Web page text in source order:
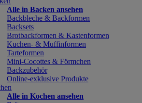
Alle in Backen ansehen
Backbleche & Backformen
Backsets
Brotbackformen & Kastenformen
Kuchen- & Muffinformen
Tarteformen
Mini-Cocottes & Förmchen
Backzubehör
Online-exklusive Produkte
Alle in Kochen ansehen